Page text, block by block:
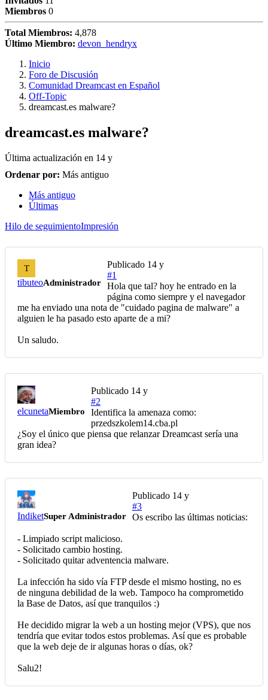
Miembros 0
Total Miembros: 4,878
Último Miembro: devon_hendryx
Inicio
Foro de Discusión
Comunidad Dreamcast en Español
Off-Topic
dreamcast.es malware?
dreamcast.es malware?
Última actualización en 14 y
Ordenar por: Más antiguo
Más antiguo
Últimas
Hilo de seguimientoImpresión
T
tibuteoAdministrador
Publicado 14 y
#1
Hola que tal? hoy he entrado en la
página como siempre y el navegador
me ha enviado una nota de "cuidado pagina de malware" a
alguien le ha pasado esto aparte de a mi?
Un saludo.
elcunetaMiembro
Publicado 14 y
#2
Identifica la amenaza como:
przedszkolem14.cba.pl
¿Soy el único que piensa que relanzar Dreamcast sería una
gran idea?
IndiketSuper Administrador
Publicado 14 y
#3
Os escribo las últimas noticias:
- Limpiado script malicioso.
- Solicitado cambio hosting.
- Solicitado quitar adventencia malware.
La infección ha sido vía FTP desde el mismo hosting, no es
de ninguna debilidad de la web. Tampoco ha comprometido
la Base de Datos, así que tranquilos :)
He decidido migrar la web a un hosting mejor (VPS), que nos
tendría que evitar todos estos problemas. Así que es probable
que la web deje de ir algunas horas o días, ok?
Salu2!